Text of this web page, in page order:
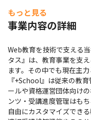
もっと見る
事業内容の詳細
Web教育を技術で支える
タス』は、教育事業を支
ます。その中でも現在主
『+School』は従来の教
ールや資格運営団体向け
ンツ・受講進度管理はも
自由にカスタマイズでき